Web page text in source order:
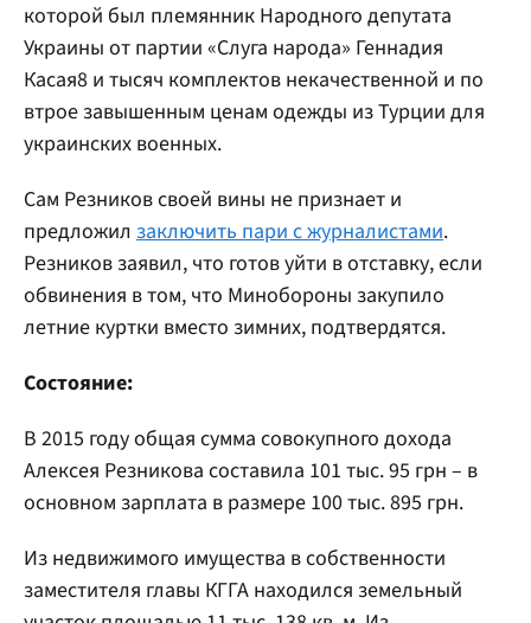
которой был племянник Народного депутата
Украины от партии «Слуга народа» Геннадия
Касая8 и тысяч комплектов некачественной и по
втрое завышенным ценам одежды из Турции для
украинских военных.
Сам Резников своей вины не признает и
предложил заключить пари с журналистами.
Резников заявил, что готов уйти в отставку, если
обвинения в том, что Минобороны закупило
летние куртки вместо зимних, подтвердятся.
Состояние:
В 2015 году общая сумма совокупного дохода
Алексея Резникова составила 101 тыс. 95 грн – в
основном зарплата в размере 100 тыс. 895 грн.
Из недвижимого имущества в собственности
заместителя главы КГГА находился земельный